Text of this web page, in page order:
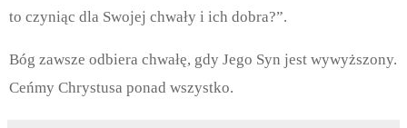
to czyniąc dla Swojej chwały i ich dobra?”.
Bóg zawsze odbiera chwałę, gdy Jego Syn jest wywyższony.
Ceńmy Chrystusa ponad wszystko.